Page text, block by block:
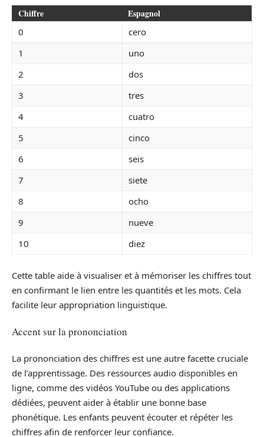
Chiffre Espagnol
0
cero
1
uno
2
dos
3
tres
4
cuatro
5
cinco
6
seis
7
siete
8
ocho
9
nueve
10
diez
Cette table aide à visualiser et à mémoriser les chiffres tout
en confirmant le lien entre les quantités et les mots. Cela
facilite leur appropriation linguistique.
Accent sur la prononciation
La prononciation des chiffres est une autre facette cruciale
de l’apprentissage. Des ressources audio disponibles en
ligne, comme des vidéos YouTube ou des applications
dédiées, peuvent aider à établir une bonne base
phonétique. Les enfants peuvent écouter et répéter les
chiffres afin de renforcer leur confiance.